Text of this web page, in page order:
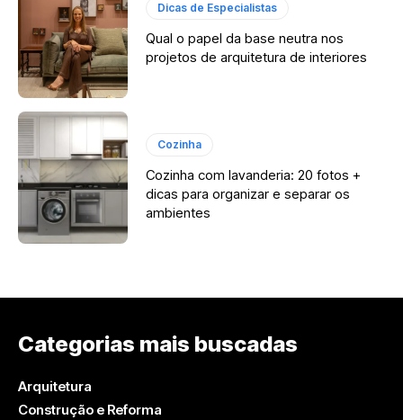
Dicas de Especialistas
Qual o papel da base neutra nos
projetos de arquitetura de interiores
Cozinha
Cozinha com lavanderia: 20 fotos +
dicas para organizar e separar os
ambientes
Categorias mais buscadas
Arquitetura
Construção e Reforma